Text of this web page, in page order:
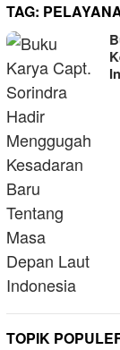
TAG:
TOPIK